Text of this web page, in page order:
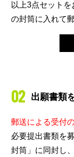
以上3点セット
の封筒に入れて
02 出願書類
郵送による受付
必要提出書類を
封筒」に同封し